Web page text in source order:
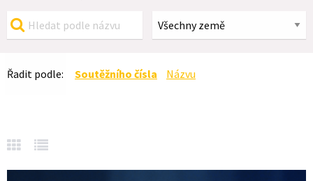
Řadit podle: Soutěžního čísla Názvu